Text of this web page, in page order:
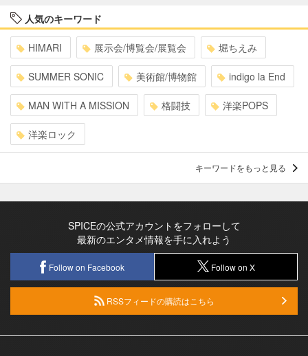
人気のキーワード
HIMARI 展示会/博覧会/展覧会 堀ちえみ
SUMMER SONIC 美術館/博物館 indigo la End
MAN WITH A MISSION 格闘技 洋楽POPS
洋楽ロック
キーワードをもっと見る
SPICEの公式アカウントをフォローして
最新のエンタメ情報を手に入れよう
Follow on Facebook Follow on X
RSSフィードの購読はこちら